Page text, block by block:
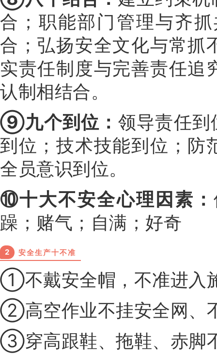
合；职能部门管理与齐
合；弘扬安全文化与常抓
实责任制度与完善责任追
认制相结合。
⑨九个到位： 领导责任到
到位；技术技能到位；防
全员意识到位。
⑩十大不安全心理因素：
躁；赌气；自满；好奇
2 安全生产十不准
①不戴安全帽，不准进入
②高空作业不挂安全网、
③穿高跟鞋、拖鞋、赤脚